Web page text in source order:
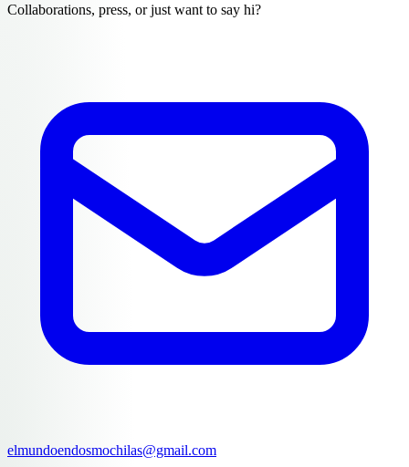
Collaborations, press, or just want to say hi?
elmundoendosmochilas@gmail.com